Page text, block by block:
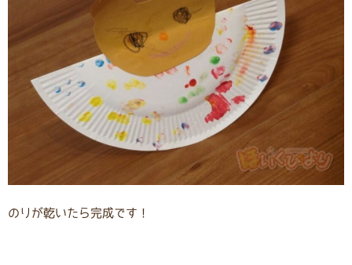
のりが乾いたら完成です！